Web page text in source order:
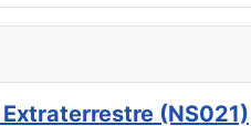
(NS021)